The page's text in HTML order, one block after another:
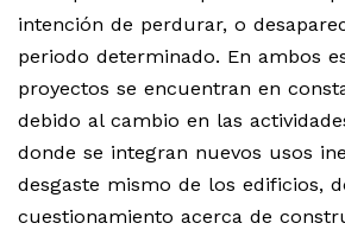
intención de perdurar, o
periodo determinado. En ambos
proyectos se encuentran en
debido al cambio en las
donde se integran nuevos usos
desgaste mismo de los edificios,
cuestionamiento acerca de